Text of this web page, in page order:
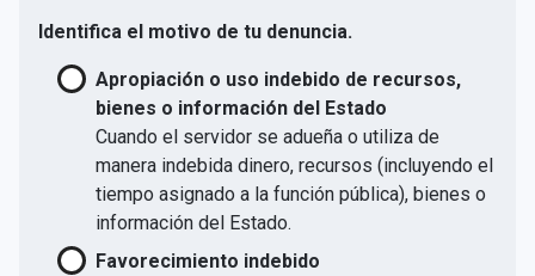
Identifica el motivo de tu denuncia.
Apropiación o uso indebido de recursos,
bienes o información del Estado
Cuando el servidor se adueña o utiliza de
manera indebida dinero, recursos (incluyendo el
tiempo asignado a la función pública), bienes o
información del Estado.
Favorecimiento indebido